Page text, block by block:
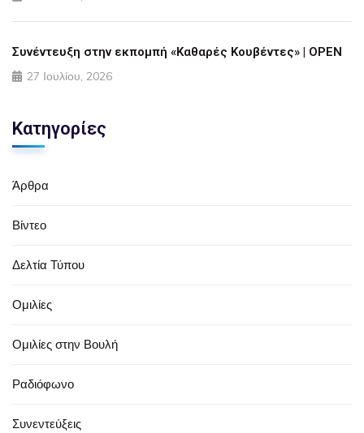
Συνέντευξη στην εκπομπή «Καθαρές Κουβέντες» | OPEN
27 Ιουλίου, 2026
Κατηγορίες
Άρθρα
Βίντεο
Δελτία Τύπου
Ομιλίες
Ομιλίες στην Βουλή
Ραδιόφωνο
Συνεντεύξεις